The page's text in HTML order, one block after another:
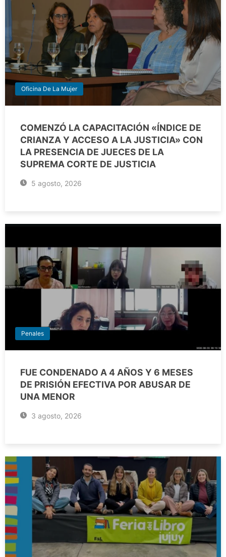
Oficina De La Mujer
COMENZÓ LA CAPACITACIÓN «ÍNDICE DE
CRIANZA Y ACCESO A LA JUSTICIA» CON
LA PRESENCIA DE JUECES DE LA
SUPREMA CORTE DE JUSTICIA
5 agosto, 2026
Penales
FUE CONDENADO A 4 AÑOS Y 6 MESES
DE PRISIÓN EFECTIVA POR ABUSAR DE
UNA MENOR
3 agosto, 2026